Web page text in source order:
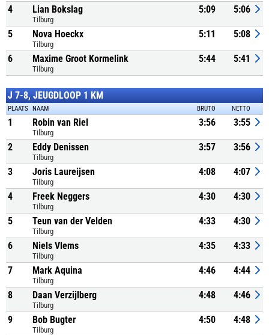
4 Lian Bokslag
Tilburg
5:09 5:06
5 Nova Hoeckx
Tilburg
5:11 5:08
6 Maxime Groot Kormelink
Tilburg
5:44 5:41
J 7-8, JEUGDLOOP 1 KM
PLAATS NAAM BRUTO NETTO
1 Robin van Riel
Tilburg
3:56 3:55
2 Eddy Denissen
Tilburg
3:57 3:56
3 Joris Laureijsen
Tilburg
4:08 4:07
4 Freek Neggers
Tilburg
4:30 4:30
5 Teun van der Velden
Tilburg
4:33 4:30
6 Niels Vlems
Tilburg
4:35 4:33
7 Mark Aquina
Tilburg
4:46 4:44
8 Daan Verzijlberg
Tilburg
4:48 4:46
9 Bob Bugter
Tilburg
4:50 4:48